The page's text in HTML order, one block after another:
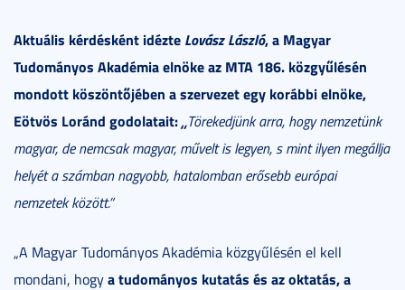
Aktuális kérdésként idézte Lovász László, a Magyar
Tudományos Akadémiaelnöke az MTA 186. közgyűlésén
mondott köszöntőjében a szervezet egy korábbi elnöke,
Eötvös Loránd godolatait:„Törekedjünk arra, hogy nemzetünk
magyar, de nemcsak magyar, művelt is legyen, s mint ilyen megállja
helyét a számban nagyobb, hatalomban erősebb európai
nemzetek között.”
„A Magyar Tudományos Akadémia közgyűlésén el kell
mondani, hogya tudományos kutatás és az oktatás, a